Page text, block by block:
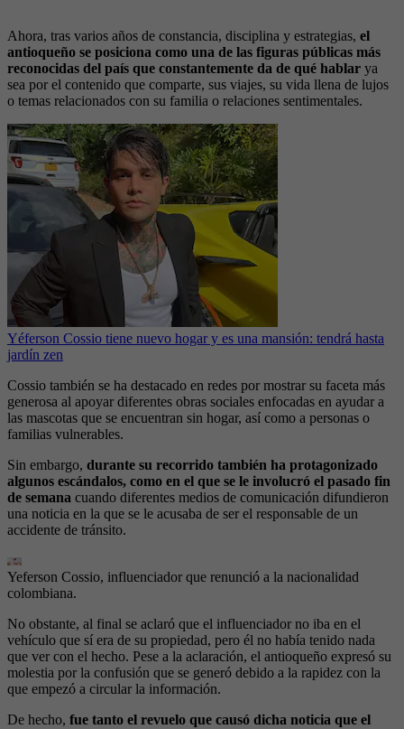
Ahora, tras varios años de constancia, disciplina y estrategias, el
antioqueño se posiciona como una de las figuras públicas más
reconocidas del país que constantemente da de qué hablar ya
sea por el contenido que comparte, sus viajes, su vida llena de lujos
o temas relacionados con su familia o relaciones sentimentales.
Yéferson Cossio tiene nuevo hogar y es una mansión: tendrá hasta
jardín zen
Cossio también se ha destacado en redes por mostrar su faceta más
generosa al apoyar diferentes obras sociales enfocadas en ayudar a
las mascotas que se encuentran sin hogar, así como a personas o
familias vulnerables.
Sin embargo, durante su recorrido también ha protagonizado
algunos escándalos, como en el que se le involucró el pasado fin
de semana cuando diferentes medios de comunicación difundieron
una noticia en la que se le acusaba de ser el responsable de un
accidente de tránsito.
Yeferson Cossio, influenciador que renunció a la nacionalidad
colombiana.
No obstante, al final se aclaró que el influenciador no iba en el
vehículo que sí era de su propiedad, pero él no había tenido nada
que ver con el hecho. Pese a la aclaración, el antioqueño expresó su
molestia por la confusión que se generó debido a la rapidez con la
que empezó a circular la información.
De hecho, fue tanto el revuelo que causó dicha noticia que el